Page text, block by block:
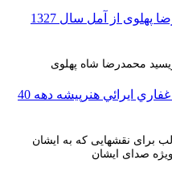
بازدید محمدرضا پهلوی از آمل سال 1327
محمدرضا شاه پهلوی
حسن غفاري ايرائي هنرپيشه دهه 40
برای نقشهایی که به ایشان
ویژه صدای ایشان